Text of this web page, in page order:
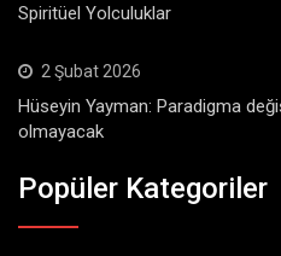
Spiritüel Yolculuklar
2 Şubat 2026
Hüseyin Yayman: Paradigma
olmayacak
Popüler Kategoriler